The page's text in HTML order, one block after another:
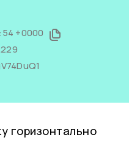
+0000
горизонтально